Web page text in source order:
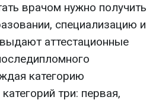
врачом нужно получить
специализацию и
аттестационные
категорию
три: первая,